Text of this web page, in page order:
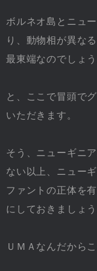
ボルネオ島とニュ
り、動物相が異な
最東端なのでしょう
と、ここで冒頭で
いただきます。
そう、ニューギニ
ない以上、ニュー
ファントの正体を
にしておきましょう
ＵＭＡなんだから